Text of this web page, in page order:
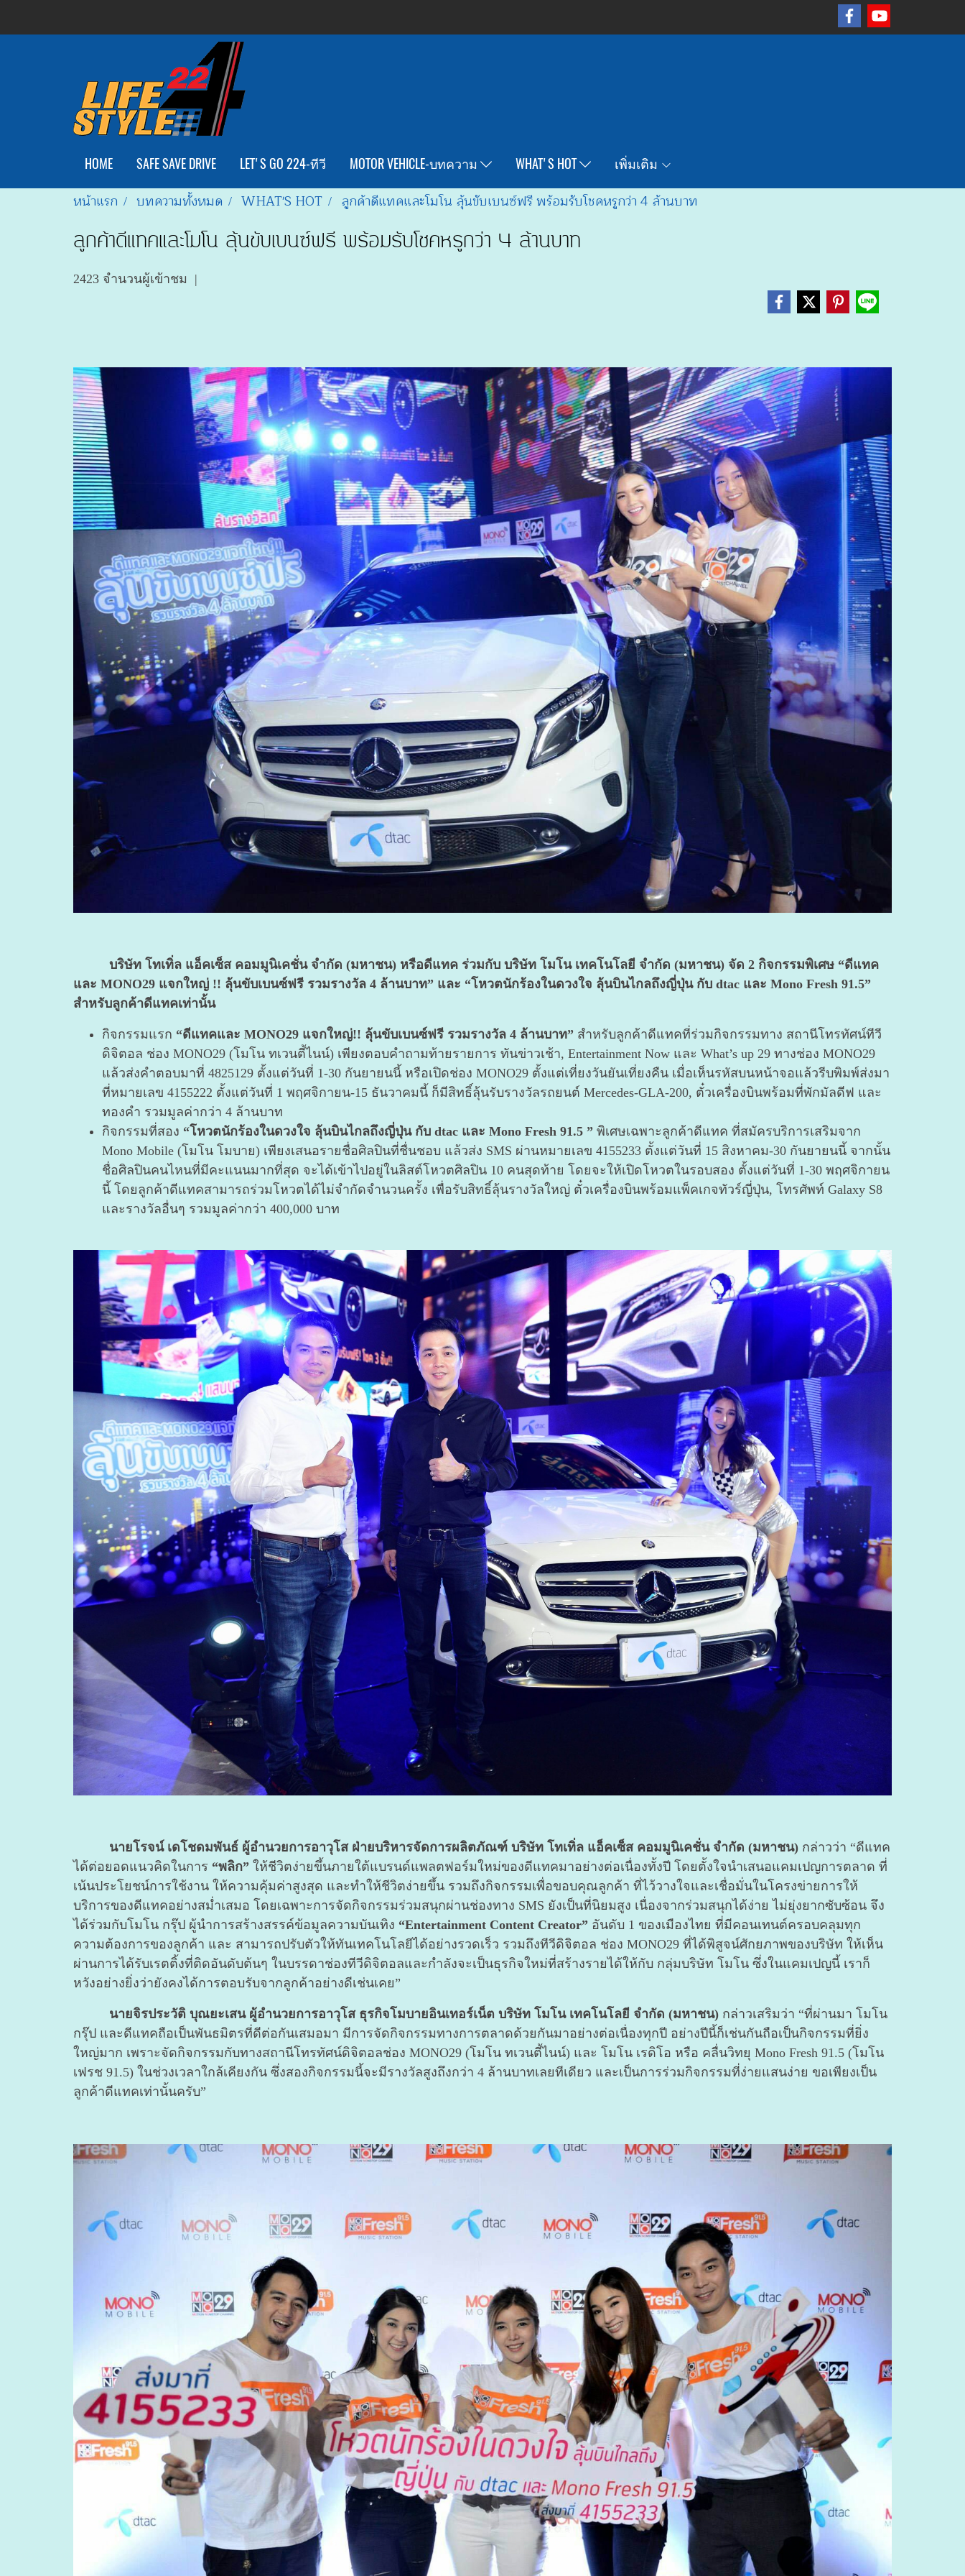
HOME SAFE SAVE DRIVE LET'S GO 224-ทีวี MOTOR VEHICLE-บทความ WHAT'S HOT เพิ่มเติม
หน้าแรก บทความทั้งหมด WHAT'S HOT ลูกค้าดีแทคและโมโน ลุ้นขับเบนซ์ฟรี พร้อมรับโชคหรูกว่า 4 ล้านบาท
ลูกค้าดีแทคและโมโน ลุ้นขับเบนซ์ฟรี พร้อมรับโชคหรูกว่า 4 ล้านบาท
2423 จำนวนผู้เข้าชม |
บริษัท โทเทิ่ล แอ็คเซ็ส คอมมูนิเคชั่น จำกัด (มหาชน) หรือดีแทค ร่วมกับ บริษัท โมโน เทคโนโลยี จำกัด (มหาชน) จัด 2 กิจกรรมพิเศษ “ดีแทค
และ MONO29 แจกใหญ่ !! ลุ้นขับเบนซ์ฟรี รวมรางวัล 4 ล้านบาท” และ “โหวตนักร้องในดวงใจ ลุ้นบินไกลถึงญี่ปุ่น กับ dtac และ Mono Fresh 91.5”
สำหรับลูกค้าดีแทคเท่านั้น
กิจกรรมแรก “ดีแทคและ MONO29 แจกใหญ่!! ลุ้นขับเบนซ์ฟรี รวมรางวัล 4 ล้านบาท” สำหรับลูกค้าดีแทคที่ร่วมกิจกรรมทาง สถานีโทรทัศน์ทีวี
ดิจิตอล ช่อง MONO29 (โมโน ทเวนตี้ไนน์) เพียงตอบคำถามท้ายรายการ ทันข่าวเช้า, Entertainment Now และ What’s up 29 ทางช่อง MONO29
แล้วส่งคำตอบมาที่ 4825129 ตั้งแต่วันที่ 1-30 กันยายนนี้ หรือเปิดช่อง MONO29 ตั้งแต่เที่ยงวันยันเที่ยงคืน เมื่อเห็นรหัสบนหน้าจอแล้วรีบพิมพ์ส่งมา
ที่หมายเลข 4155222 ตั้งแต่วันที่ 1 พฤศจิกายน-15 ธันวาคมนี้ ก็มีสิทธิ์ลุ้นรับรางวัลรถยนต์ Mercedes-GLA-200, ตั๋วเครื่องบินพร้อมที่พักมัลดีฟ และ
ทองคำ รวมมูลค่ากว่า 4 ล้านบาท
กิจกรรมที่สอง “โหวตนักร้องในดวงใจ ลุ้นบินไกลถึงญี่ปุ่น กับ dtac และ Mono Fresh 91.5 ” พิเศษเฉพาะลูกค้าดีแทค ที่สมัครบริการเสริมจาก
Mono Mobile (โมโน โมบาย) เพียงเสนอรายชื่อศิลปินที่ชื่นชอบ แล้วส่ง SMS ผ่านหมายเลข 4155233 ตั้งแต่วันที่ 15 สิงหาคม-30 กันยายนนี้ จากนั้น
ชื่อศิลปินคนไหนที่มีคะแนนมากที่สุด จะได้เข้าไปอยู่ในลิสต์โหวตศิลปิน 10 คนสุดท้าย โดยจะให้เปิดโหวตในรอบสอง ตั้งแต่วันที่ 1-30 พฤศจิกายน
นี้ โดยลูกค้าดีแทคสามารถร่วมโหวตได้ไม่จำกัดจำนวนครั้ง เพื่อรับสิทธิ์ลุ้นรางวัลใหญ่ ตั๋วเครื่องบินพร้อมแพ็คเกจทัวร์ญี่ปุ่น, โทรศัพท์ Galaxy S8
และรางวัลอื่นๆ รวมมูลค่ากว่า 400,000 บาท
นายโรจน์ เดโชดมพันธ์ ผู้อำนวยการอาวุโส ฝ่ายบริหารจัดการผลิตภัณฑ์ บริษัท โทเทิ่ล แอ็คเซ็ส คอมมูนิเคชั่น จำกัด (มหาชน) กล่าวว่า “ดีแทค
ได้ต่อยอดแนวคิดในการ “พลิก” ให้ชีวิตง่ายขึ้นภายใต้แบรนด์แพลตฟอร์มใหม่ของดีแทคมาอย่างต่อเนื่องทั้งปี โดยตั้งใจนำเสนอแคมเปญการตลาด ที่
เน้นประโยชน์การใช้งาน ให้ความคุ้มค่าสูงสุด และทำให้ชีวิตง่ายขึ้น รวมถึงกิจกรรมเพื่อขอบคุณลูกค้า ที่ไว้วางใจและเชื่อมั่นในโครงข่ายการให้
บริการของดีแทคอย่างสม่ำเสมอ โดยเฉพาะการจัดกิจกรรมร่วมสนุกผ่านช่องทาง SMS ยังเป็นที่นิยมสูง เนื่องจากร่วมสนุกได้ง่าย ไม่ยุ่งยากซับซ้อน จึง
ได้ร่วมกับโมโน กรุ๊ป ผู้นำการสร้างสรรค์ข้อมูลความบันเทิง “Entertainment Content Creator” อันดับ 1 ของเมืองไทย ที่มีคอนเทนต์ครอบคลุมทุก
ความต้องการของลูกค้า และ สามารถปรับตัวให้ทันเทคโนโลยีได้อย่างรวดเร็ว รวมถึงทีวีดิจิตอล ช่อง MONO29 ที่ได้พิสูจน์ศักยภาพของบริษัท ให้เห็น
ผ่านการได้รับเรตติ้งที่ติดอันดับต้นๆ ในบรรดาช่องทีวีดิจิตอลและกำลังจะเป็นธุรกิจใหม่ที่สร้างรายได้ให้กับ กลุ่มบริษัท โมโน ซึ่งในแคมเปญนี้ เราก็
หวังอย่างยิ่งว่ายังคงได้การตอบรับจากลูกค้าอย่างดีเช่นเคย”
นายจิรประวัติ บุณยะเสน ผู้อำนวยการอาวุโส ธุรกิจโมบายอินเทอร์เน็ต บริษัท โมโน เทคโนโลยี จำกัด (มหาชน) กล่าวเสริมว่า “ที่ผ่านมา โมโน
กรุ๊ป และดีแทคถือเป็นพันธมิตรที่ดีต่อกันเสมอมา มีการจัดกิจกรรมทางการตลาดด้วยกันมาอย่างต่อเนื่องทุกปี อย่างปีนี้ก็เช่นกันถือเป็นกิจกรรมที่ยิ่ง
ใหญ่มาก เพราะจัดกิจกรรมกับทางสถานีโทรทัศน์ดิจิตอลช่อง MONO29 (โมโน ทเวนตี้ไนน์) และ โมโน เรดิโอ หรือ คลื่นวิทยุ Mono Fresh 91.5 (โมโน
เฟรช 91.5) ในช่วงเวลาใกล้เคียงกัน ซึ่งสองกิจกรรมนี้จะมีรางวัลสูงถึงกว่า 4 ล้านบาทเลยทีเดียว และเป็นการร่วมกิจกรรมที่ง่ายแสนง่าย ขอเพียงเป็น
ลูกค้าดีแทคเท่านั้นครับ”